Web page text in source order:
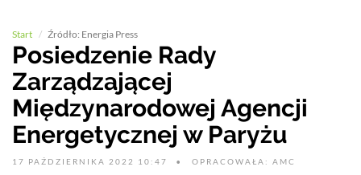
Start Źródło: Energia Press
Posiedzenie Rady
Zarządzającej
Międzynarodowej Agencji
Energetycznej w Paryżu
17 PAŹDZIERNIKA 2022 10:47 OPRACOWAŁA: AMC